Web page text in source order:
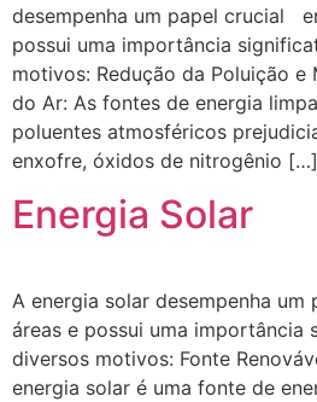
desempenha um papel crucial
possui uma importância
motivos: Redução da Poluição e
do Ar: As fontes de energia
poluentes atmosféricos
enxofre, óxidos de nitrogênio […]
Energia Solar
A energia solar desempenha um
áreas e possui uma importância
diversos motivos: Fonte
energia solar é uma fonte de